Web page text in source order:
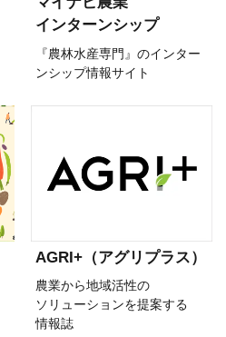
インターンシップ
『農林水産専門』のインター
ンシップ情報サイト
AGRI+（アグリプラス）
農業から地域活性の
ソリューションを提案する
情報誌